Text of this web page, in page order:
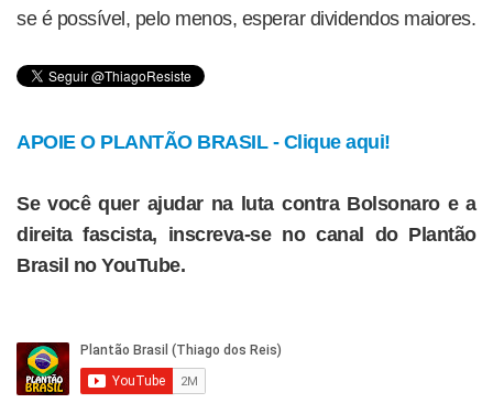
se é possível, pelo menos, esperar dividendos maiores.
APOIE O PLANTÃO BRASIL - Clique aqui!
Se você quer ajudar na luta contra Bolsonaro e a
direita fascista, inscreva-se no canal do Plantão
Brasil no YouTube.